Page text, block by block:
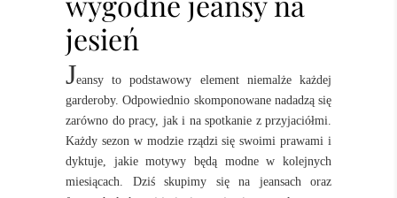
jesień
Jeansy to podstawowy element niemalże każdej
garderoby. Odpowiednio skomponowane nadadzą się
zarówno do pracy, jak i na spotkanie z przyjaciółmi.
Każdy sezon w modzie rządzi się swoimi prawami i
dyktuje, jakie motywy będą modne w kolejnych
miesiącach. Dziś skupimy się na jeansach oraz